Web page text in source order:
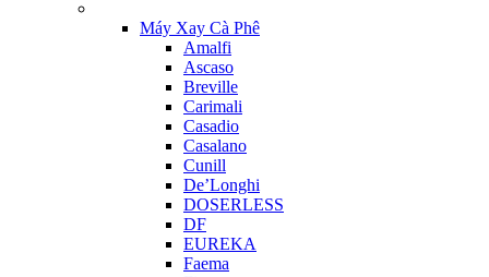
Máy Xay Cà Phê
Amalfi
Ascaso
Breville
Carimali
Casadio
Casalano
Cunill
De’Longhi
DOSERLESS
DF
EUREKA
Faema